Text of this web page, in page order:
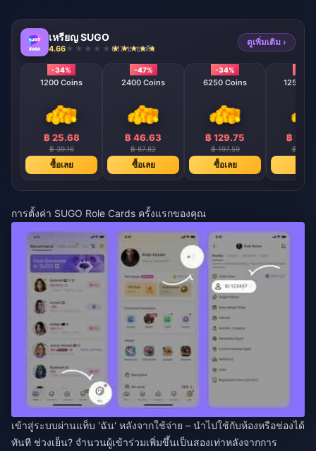
เหรียญ SUGO
4.66 617 ขายแล้ว
ดูเพิ่มเติม ›
-34%
1200 Coins
฿ 25.68
฿ 39.16
ซื้อเลย
-47%
2400 Coins
฿ 46.63
฿ 87.82
ซื้อเลย
-34%
6250 Coins
฿ 129.75
฿ 197.59
ซื้อเลย
12500
฿
฿
การตั้งค่า SUGO Role Cards ครั้งแรกของคุณ
เข้าสู่ระบบผ่านแท็บ 'ฉัน' หลังจากใช้จ่าย – นำไปใช้กับห้องหรือช่องได้
ทันที ช่วงเย็น? จำนวนผู้เข้าร่วมเพิ่มขึ้นเป็นสองเท่าหลังจากการ